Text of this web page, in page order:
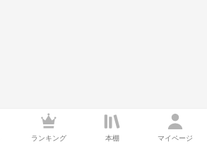
ランキング 本棚 マイページ